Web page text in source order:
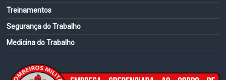
Treinamentos
Segurança do Trabalho
Medicina do Trabalho